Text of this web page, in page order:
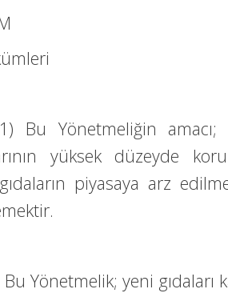
Bu Yönetmeliğin amacı;
yüksek düzeyde
piyasaya arz
Bu Yönetmelik; yeni gıdaları